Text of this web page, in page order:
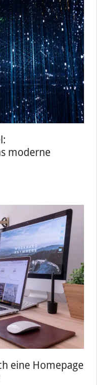
moderne
eine Homepage